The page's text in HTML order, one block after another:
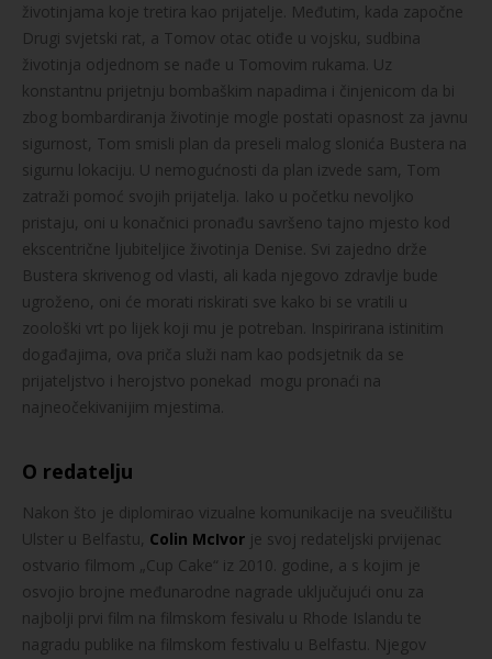
životinjama koje tretira kao prijatelje. Međutim, kada započne
Drugi svjetski rat, a Tomov otac otiđe u vojsku, sudbina
životinja odjednom se nađe u Tomovim rukama. Uz
konstantnu prijetnju bombaškim napadima i činjenicom da bi
zbog bombardiranja životinje mogle postati opasnost za javnu
sigurnost, Tom smisli plan da preseli malog slonića Bustera na
sigurnu lokaciju. U nemogućnosti da plan izvede sam, Tom
zatraži pomoć svojih prijatelja. Iako u početku nevoljko
pristaju, oni u konačnici pronađu savršeno tajno mjesto kod
ekscentrične ljubiteljice životinja Denise. Svi zajedno drže
Bustera skrivenog od vlasti, ali kada njegovo zdravlje bude
ugroženo, oni će morati riskirati sve kako bi se vratili u
zoološki vrt po lijek koji mu je potreban. Inspirirana istinitim
događajima, ova priča služi nam kao podsjetnik da se
prijateljstvo i herojstvo ponekad mogu pronaći na
najneočekivanijim mjestima.
O redatelju
Nakon što je diplomirao vizualne komunikacije na sveučilištu
Ulster u Belfastu, Colin McIvor je svoj redateljski prvijenac
ostvario filmom „Cup Cake“ iz 2010. godine, a s kojim je
osvojio brojne međunarodne nagrade uključujući onu za
najbolji prvi film na filmskom fesivalu u Rhode Islandu te
nagradu publike na filmskom festivalu u Belfastu. Njegov